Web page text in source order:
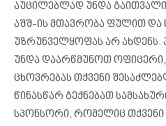
აუცილებლად უნდა
აშშ-ის მთავრობა ფულით და
უზრუნველყოფას არ ახდენს.
უნდა დაარწმუნოთ
ცხოვრებას თქვენი
წინასწარ გექნებათ
სპონსორი, რომელიც თქვენი